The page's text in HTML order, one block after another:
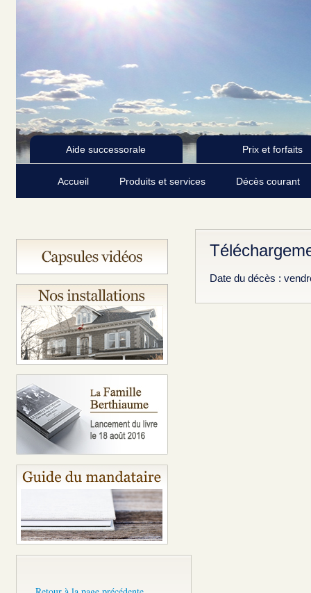
Aide successorale Prix et forfaits
Accueil Produits et services Décès courant
Date du décès :